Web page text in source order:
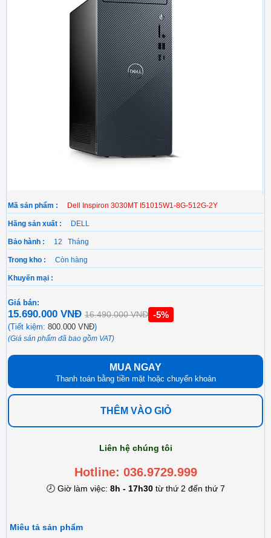
Mã sản phẩm : Dell Inspiron 3030MT I51015W1-8G-512G-2Y
Hãng sản xuất : DELL
Bảo hành : 12 Tháng
Trong kho : Còn hàng
Khuyến mại :
Giá bán:
15.690.000 VNĐ 16.490.000 VNĐ -5%
(Tiết kiệm: 800.000 VNĐ)
(Giá sản phẩm đã bao gồm VAT)
MUA NGAY
Thanh toán bằng tiền mặt hoặc chuyển khoản
THÊM VÀO GIỎ
Liên hệ chúng tôi
Hotline: 036.9729.999
🕗 Giờ làm việc: 8h - 17h30từ thứ 2 đến thứ 7
Miêu tả sản phẩm